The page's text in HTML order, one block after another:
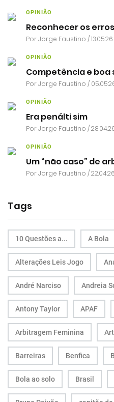
OPINIÃO
Reconhecer os erros
PorJorge Faustino /
OPINIÃO
Competência e boa
PorJorge Faustino /
OPINIÃO
Era penálti sim
PorJorge Faustino /
OPINIÃO
Um “não caso” de
PorJorge Faustino /
Tags
10 Questões a... A Bola
Alterações Leis Jogo
André Narciso Andreia
Antony Taylor APAF
Arbitragem Feminina
Barreiras Benfica
Bola ao solo Brasil